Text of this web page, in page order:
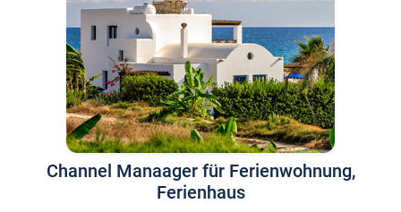
Channel Manaager für Ferienwohnung,
Ferienhaus